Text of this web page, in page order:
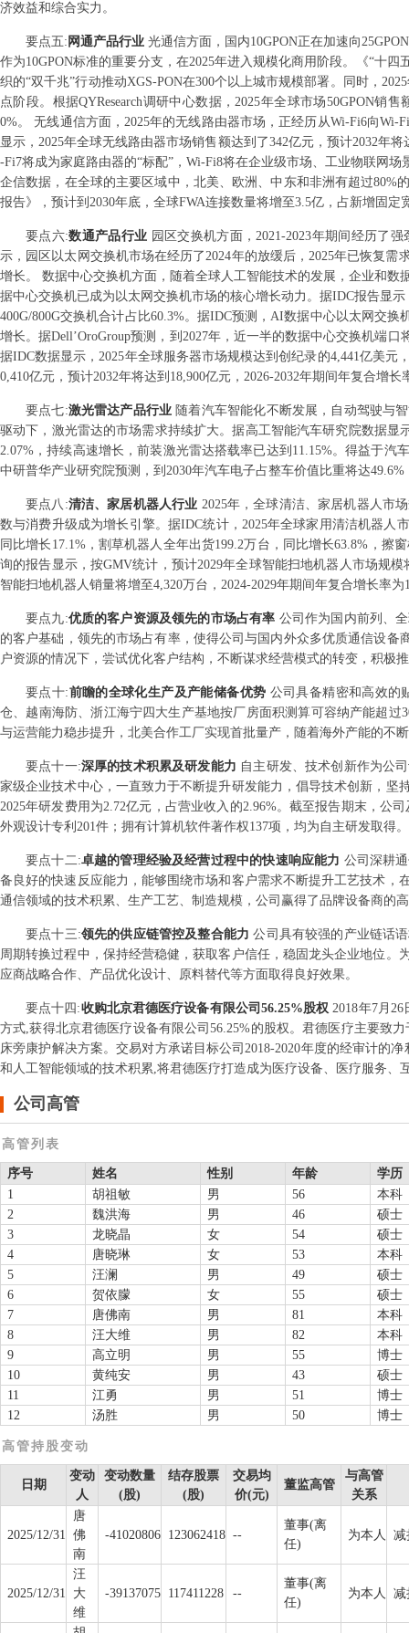
济效益和综合实力。
要点五: 网通产品行业光通信方面，国内10GPON正在加速向
作为10GPON标准的重要分支，在2025年进入规模化商用阶段。《“十
织的“双千兆”行动推动XGS-PON在300个以上城市规模部署。同时，
点阶段。根据QYResearch调研中心数据，2025年全球市场50GPON销
0%。 无线通信方面，2025年的无线路由器市场，正经历从Wi-Fi6向Wi-
显示，2025年全球无线路由器市场销售额达到了342亿元，预计2032年
-Fi7将成为家庭路由器的“标配”，Wi-Fi8将在企业级市场、工业物联网
企信数据，在全球的主要区域中，北美、欧洲、中东和非洲有超过
报告》，预计到2030年底，全球FWA连接数量将增至3.5亿，占新增固定
要点六:数通产品行业 园区交换机方面，2021-2023年期间经历了
示，园区以太网交换机市场在经历了2024年的放缓后，2025年已恢复
增长。 数据中心交换机方面，随着全球人工智能技术的发展，企业和
据中心交换机已成为以太网交换机市场的核心增长动力。据IDC报告显
400G/800G交换机合计占比60.3%。据IDC预测，AI数据中心以太网交
增长。据Dell’OroGroup预测，到2027年，近一半的数据中心交换机端
据IDC数据显示，2025年全球服务器市场规模达到创纪录的4,441亿美元
0,410亿元，预计2032年将达到18,900亿元，2026-2032年期间年复合增长
要点七:激光雷达产品行业 随着汽车智能化不断发展，自动驾驶与
驱动下，激光雷达的市场需求持续扩大。据高工智能汽车研究院数据显
2.07%，持续高速增长，前装激光雷达搭载率已达到11.15%。得益于
中研普华产业研究院预测，到2030年汽车电子占整车价值比重将达
要点 八 :清洁、家居机器人行业 2025年，全球清洁、家居机器人市
数与消费升级成为增长引擎。据IDC统计，2025年全球家用清洁机器人
同比增长17.1%，割草机器人全年出货199.2万台，同比增长63.8%，擦
询的报告显示，按GMV统计，预计2029年全球智能扫地机器人市场规
智能扫地机器人销量将增至4,320万台，2024-2029年期间年复合增长率为
要点九:优质的客户资源及领先的市场占有率 公司作为国内前列、
的客户基础，领先的市场占有率，使得公司与国内外众多优质通信设
户资源的情况下，尝试优化客户结构，不断谋求经营模式的转变，积极
要点十:前瞻的全球化生产及产能储备优势 公司具备精密和高效的
仓、越南海防、浙江海宁四大生产基地按厂房面积测算可容纳产能超
与运营能力稳步提升，北美合作工厂实现首批量产，随着海外产能的不
要点十一:深厚的技术积累及研发能力 自主研发、技术创新作为公
家级企业技术中心，一直致力于不断提升研发能力，倡导技术创新，
2025年研发费用为2.72亿元，占营业收入的2.96%。截至报告期末，公
外观设计专利201件；拥有计算机软件著作权137项，均为自主研发取得。
要点十二:卓越的管理经验及经营过程中的快速响应能力 公司深耕
备良好的快速反应能力，能够围绕市场和客户需求不断提升工艺技术
通信领域的技术积累、生产工艺、制造规模，公司赢得了品牌设备商的
要点十三:领先的供应链管控及整合能力公司具有较强的产业链话
周期转换过程中，保持经营稳健，获取客户信任，稳固龙头企业地位
应商战略合作、产品优化设计、原料替代等方面取得良好效果。
要点十四 :收购北京君德医疗设备有限公司56.25%股权2018年7月
方式,获得北京君德医疗设备有限公司56.25%的股权。君德医疗主要致
床旁康护解决方案。交易对方承诺目标公司2018-2020年度的经审计的
和人工智能领域的技术积累,将君德医疗打造成为医疗设备、医疗服务
公司高管
高管列表
序号 姓名 性别 年龄
学历
1
胡祖敏 男 56
本科
2
魏洪海 男 46
硕士
3
龙晓晶 女 54
硕士
4
唐晓琳 女 53
本科
5
汪澜 男 49
硕士
6
贺依朦 女 55
硕士
7
唐佛南 男 81
本科
8
汪大维 男 82
本科
9
高立明 男 55
博士
10
黄纯安 男 43
硕士
11
江勇 男 51
博士
12
汤胜 男 50 博士
高管持股变动
日期
变动
人
变动数量
(股)
结存股票
(股)
交易均
价(元)
董监高管
与高管
关系
2025/12/31
唐
佛
南
-41020806 123062418 --
董事(离
任)
为本人 减
2025/12/31
汪
大
维
-39137075 117411228 --
董事(离
任)
为本人 减